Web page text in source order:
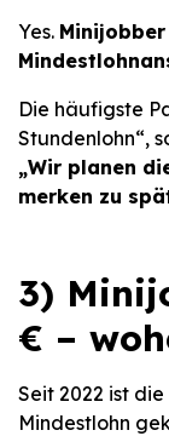
Yes.
Die häufigste
Stundenlohn“,
„Wir planen
merken zu
3)
€ –
Seit 2022 ist
Mindestlohn